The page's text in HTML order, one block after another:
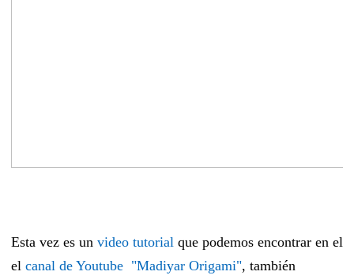
Esta vez es un video tutorial que podemos encontrar en el
el canal de Youtube "Madiyar Origami", también